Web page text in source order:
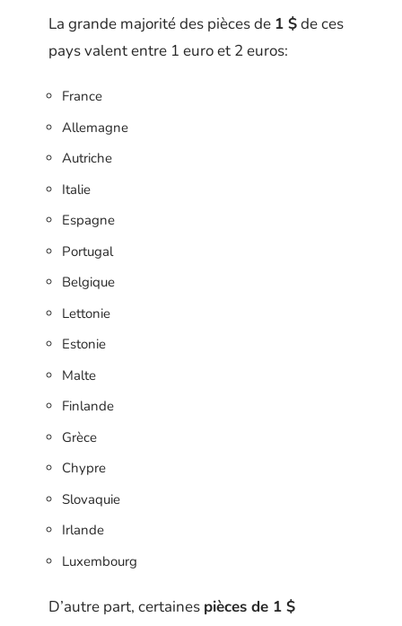
La grande majorité des pièces de 1 $de ces
pays valent entre 1 euro et 2 euros:
France
Allemagne
Autriche
Italie
Espagne
Portugal
Belgique
Lettonie
Estonie
Malte
Finlande
Grèce
Chypre
Slovaquie
Irlande
Luxembourg
D’autre part, certaines pièces de 1 $